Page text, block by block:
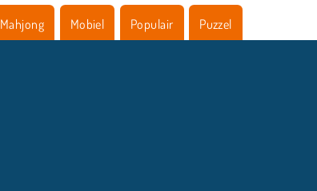
Mahjong Mobiel Populair Puzzel